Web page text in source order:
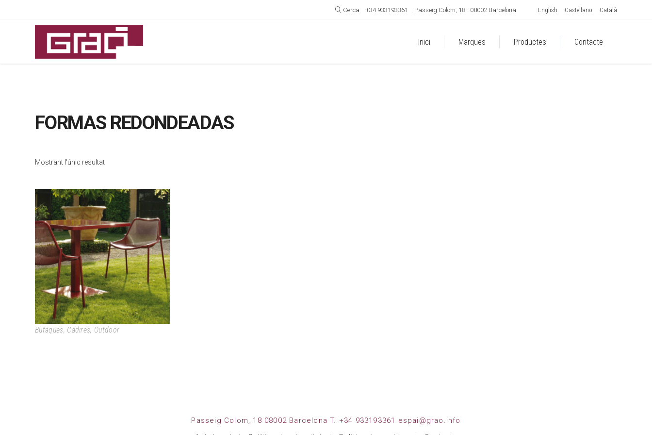
Cerca +34 933193361 Passeig Colom, 18 - 08002 Barcelona English Castellano Català
Inici Marques Productes Contacte
FORMAS REDONDEADAS
Mostrant l'únic resultat
ROUND
Butaques, Cadires, Outdoor
Passeig Colom, 18 08002 Barcelona T. +34 933193361 espai@grao.info